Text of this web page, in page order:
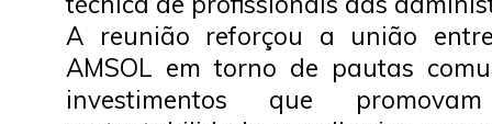
A reunião reforçou a união
AMSOL em torno de pautas
investimentos que promovam